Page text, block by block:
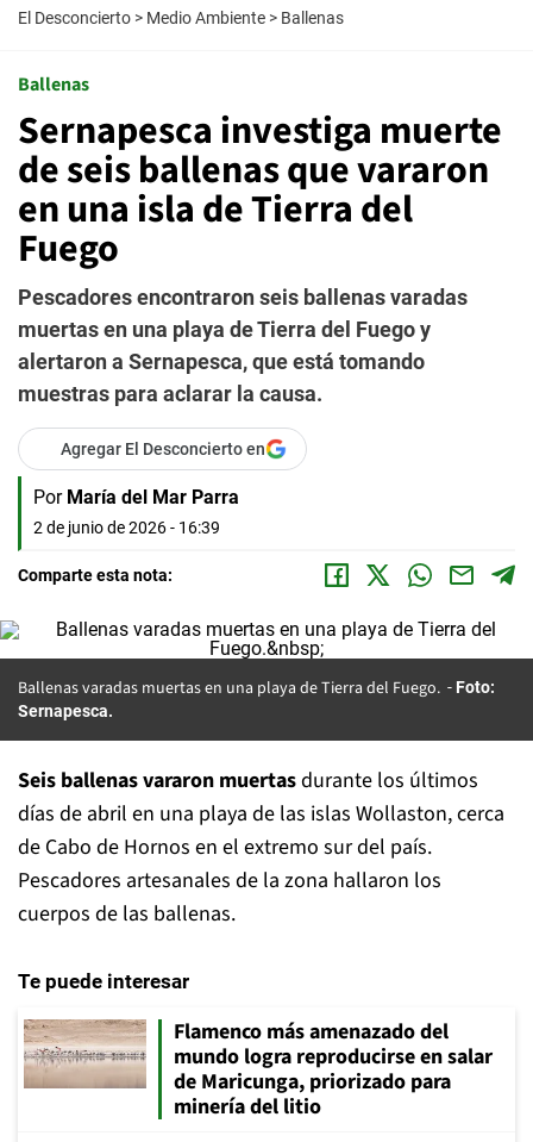
El Desconcierto > Medio Ambiente > Ballenas
Ballenas
Sernapesca investiga muerte
de seis ballenas que vararon
en una isla de Tierra del
Fuego
Pescadores encontraron seis ballenas varadas
muertas en una playa de Tierra del Fuego y
alertaron a Sernapesca, que está tomando
muestras para aclarar la causa.
Agregar El Desconcierto en
Por María del Mar Parra
2 de junio de 2026 - 16:39
Comparte esta nota:
Ballenas varadas muertas en una playa de Tierra del Fuego.
Foto:
Sernapesca.
Seis ballenas vararon muertasdurante los últimos
días de abril en una playa de las islas Wollaston, cerca
de Cabo de Hornos en el extremo sur del país.
Pescadores artesanales de la zona hallaron los
cuerpos de las ballenas.
Te puede interesar
Flamenco más amenazado del
mundo logra reproducirse en salar
de Maricunga, priorizado para
minería del litio